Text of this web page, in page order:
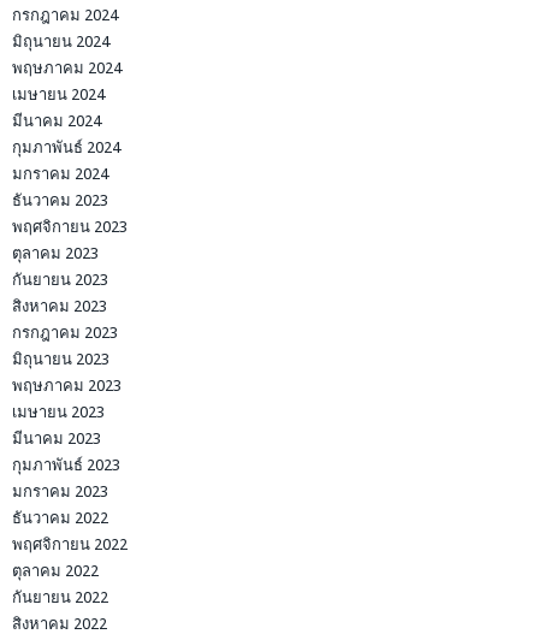
กรกฎาคม 2024
มิถุนายน 2024
พฤษภาคม 2024
เมษายน 2024
มีนาคม 2024
กุมภาพันธ์ 2024
มกราคม 2024
ธันวาคม 2023
พฤศจิกายน 2023
ตุลาคม 2023
กันยายน 2023
สิงหาคม 2023
กรกฎาคม 2023
มิถุนายน 2023
พฤษภาคม 2023
เมษายน 2023
มีนาคม 2023
กุมภาพันธ์ 2023
มกราคม 2023
ธันวาคม 2022
พฤศจิกายน 2022
ตุลาคม 2022
กันยายน 2022
สิงหาคม 2022